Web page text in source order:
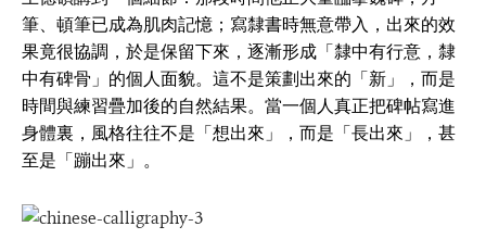
筆、頓筆已成為肌肉記憶；寫隸書時無意帶入，出來的效
果竟很協調，於是保留下來，逐漸形成「隸中有行意，隸
中有碑骨」的個人面貌。這不是策劃出來的「新」，而是
時間與練習疊加後的自然結果。當一個人真正把碑帖寫進
身體裏，風格往往不是「想出來」，而是「長出來」，甚
至是「蹦出來」。